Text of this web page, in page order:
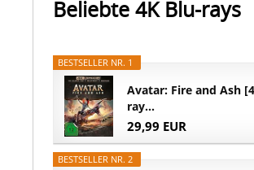
Beliebte 4K Blu-rays
BESTSELLER NR. 1
Avatar: Fire and Ash
ray...
29,99 EUR
BESTSELLER NR. 2